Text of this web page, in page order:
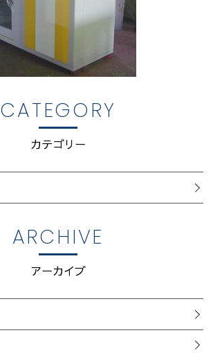
CATEGORY
カテゴリー
ARCHIVE
アーカイブ